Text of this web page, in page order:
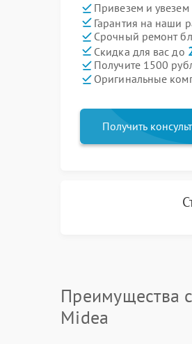
Привезем и
Гарантия на наши
Срочный ремонт
Скидка для вас до
Получите 1500
Оригинальные
Получить
Преимущества
Midea